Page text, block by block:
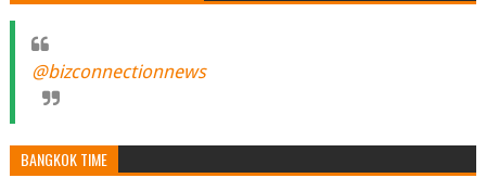
@bizconnectionnews
BANGKOK TIME